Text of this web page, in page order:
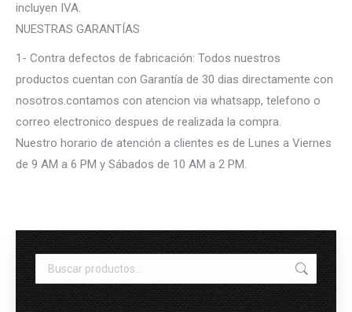
incluyen IVA.
NUESTRAS GARANTÍAS
1- Contra defectos de fabricación: Todos nuestros
productos cuentan con Garantía de 30 dias directamente con
nosotros.contamos con atencion via whatsapp, telefono o
correo electronico despues de realizada la compra.
Nuestro horario de atención a clientes es de Lunes a Viernes
de 9 AM a 6 PM y Sábados de 10 AM a 2 PM.